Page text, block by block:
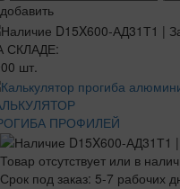
добавить
СКЛАДЕ:
шт.
ПРОФИЛЕЙ
Товар отсутствует или в
Срок под заказ: 5-7 рабочих